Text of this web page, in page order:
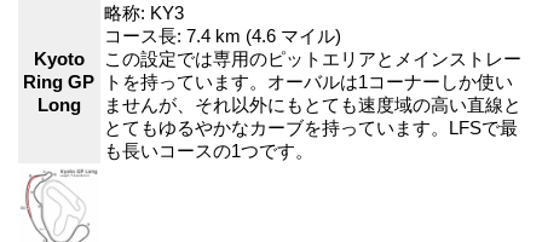
Kyoto
Ring GP
Long
略称: KY3
コース長: 7.4 km (4.6 マイル)
この設定では専用のピットエリアとメインストレー
トを持っています。オーバルは1コーナーしか使い
ませんが、それ以外にもとても速度域の高い直線と
とてもゆるやかなカーブを持っています。LFSで最
も長いコースの1つです。